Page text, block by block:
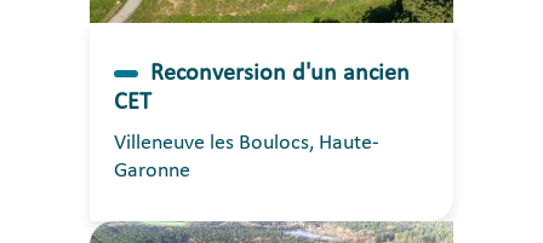
Reconversion d'un ancien
CET
Villeneuve les Boulocs, Haute-
Garonne